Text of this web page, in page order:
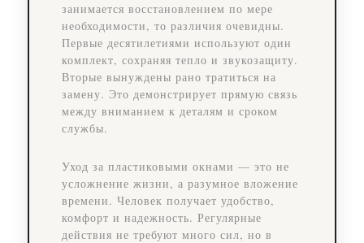
занимается восстановлением по мере
необходимости, то различия очевидны.
Первые десятилетиями используют один
комплект, сохраняя тепло и звукозащиту.
Вторые вынуждены рано тратиться на
замену. Это демонстрирует прямую связь
между вниманием к деталям и сроком
службы.
Уход за пластиковыми окнами — это не
усложнение жизни, а разумное вложение
времени. Человек получает удобство,
комфорт и надежность. Регулярные
действия не требуют много сил, но в